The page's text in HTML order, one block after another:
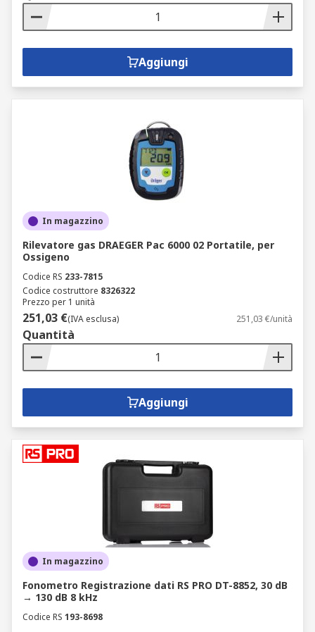
Aggiungi
In magazzino
Rilevatore gas DRAEGER Pac 6000 02 Portatile, per
Ossigeno
Codice RS 233-7815
Codice costruttore 8326322
Prezzo per 1 unità
251,03 €(IVA esclusa) 251,03 €/unità
Quantità
Aggiungi
In magazzino
Fonometro Registrazione dati RS PRO DT-8852, 30 dB
→ 130 dB 8 kHz
Codice RS 193-8698